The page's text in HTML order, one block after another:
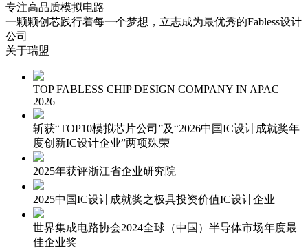
专注高品质模拟电路
一颗颗创芯践行着每一个梦想，立志成为最优秀的Fabless设计
公司
关于瑞盟
TOP FABLESS CHIP DESIGN COMPANY IN APAC
2026
斩获“TOP10模拟芯片公司”及“2026中国IC设计成就奖年
度创新IC设计企业”两项殊荣
2025年获评浙江省企业研究院
2025中国IC设计成就奖之极具投资价值IC设计企业
世界集成电路协会2024全球（中国）半导体市场年度最
佳企业奖